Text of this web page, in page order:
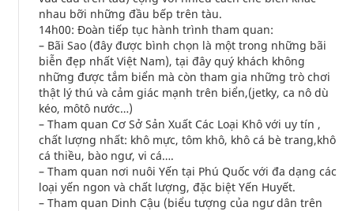
nhau bỡi những đầu bếp trên tàu.
14h00: Đoàn tiếp tục hành trình tham quan:
– Bãi Sao (đây được bình chọn là một trong những bãi
biễn đẹp nhất Việt Nam), tại đây quý khách không
những được tắm biển mà còn tham gia những trò chơi
thật lý thú và cảm giác mạnh trên biển,(jetky, ca nô dù
kéo, môtô nước…)
– Tham quan Cơ Sở Sản Xuất Các Loại Khô với uy tín ,
chất lượng nhất: khô mực, tôm khô, khô cá bè trang,khô
cá thiều, bào ngư, vi cá….
– Tham quan nơi nuôi Yến tại Phú Quốc với đa dạng các
loại yến ngon và chất lượng, đặc biệt Yến Huyết.
– Tham quan Dinh Cậu (biểu tượng của ngư dân trên